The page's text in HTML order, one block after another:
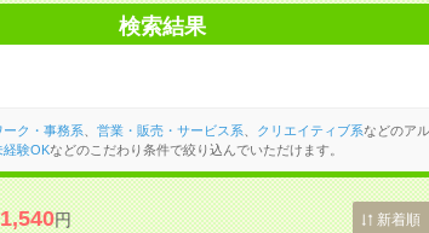
検索結果
ーク・事務系 営業・販売・サービス系 クリエイティブ系などのア
経験OKなどのこだわり条件で絞り込んでいただけます。
1,540円 新着順